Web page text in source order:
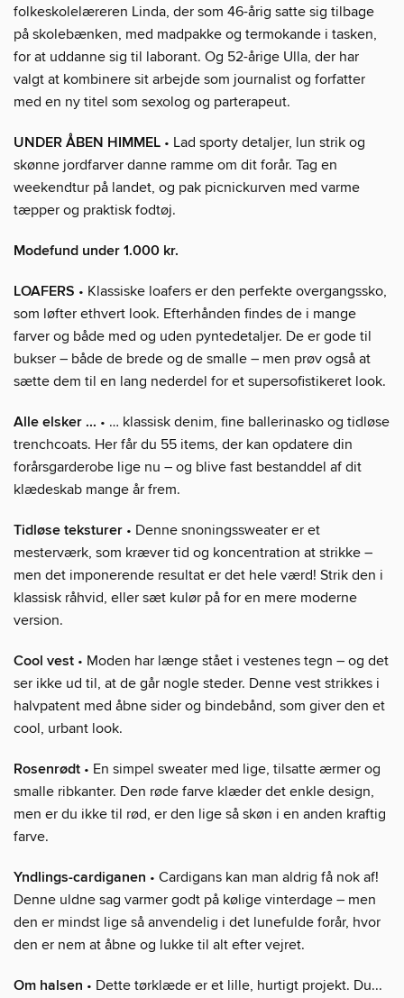
folkeskolelæreren Linda, der som 46-årig satte sig tilbage
på skolebænken, med madpakke og termokande i tasken,
for at uddanne sig til laborant. Og 52-årige Ulla, der har
valgt at kombinere sit arbejde som journalist og forfatter
med en ny titel som sexolog og parterapeut.
UNDER ÅBEN HIMMEL • Lad sporty detaljer, lun strik og
skønne jordfarver danne ramme om dit forår. Tag en
weekendtur på landet, og pak picnickurven med varme
tæpper og praktisk fodtøj.
Modefund under 1.000 kr.
LOAFERS • Klassiske loafers er den perfekte overgangssko,
som løfter ethvert look. Efterhånden findes de i mange
farver og både med og uden pyntedetaljer. De er gode til
bukser – både de brede og de smalle – men prøv også at
sætte dem til en lang nederdel for et supersofistikeret look.
Alle elsker ... • … klassisk denim, fine ballerinasko og tidløse
trenchcoats. Her får du 55 items, der kan opdatere din
forårsgarderobe lige nu – og blive fast bestanddel af dit
klædeskab mange år frem.
Tidløse teksturer • Denne snoningssweater er et
mesterværk, som kræver tid og koncentration at strikke –
men det imponerende resultat er det hele værd! Strik den i
klassisk råhvid, eller sæt kulør på for en mere moderne
version.
Cool vest • Moden har længe stået i vestenes tegn – og det
ser ikke ud til, at de går nogle steder. Denne vest strikkes i
halvpatent med åbne sider og bindebånd, som giver den et
cool, urbant look.
Rosenrødt • En simpel sweater med lige, tilsatte ærmer og
smalle ribkanter. Den røde farve klæder det enkle design,
men er du ikke til rød, er den lige så skøn i en anden kraftig
farve.
Yndlings-cardiganen • Cardigans kan man aldrig få nok af!
Denne uldne sag varmer godt på kølige vinterdage – men
den er mindst lige så anvendelig i det lunefulde forår, hvor
den er nem at åbne og lukke til alt efter vejret.
Om halsen • Dette tørklæde er et lille, hurtigt projekt. Du...